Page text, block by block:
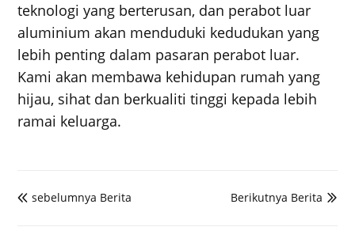
teknologi yang berterusan, dan perabot luar
aluminium akan menduduki kedudukan yang
lebih penting dalam pasaran perabot luar.
Kami akan membawa kehidupan rumah yang
hijau, sihat dan berkualiti tinggi kepada lebih
ramai keluarga.
 sebelumnya Berita 
Berikutnya Berita